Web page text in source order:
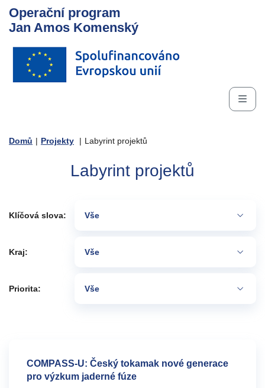
Operační program
Jan Amos Komenský
Domů | Projekty | Labyrint projektů
Labyrint projektů
Klíčová slova: Vše
Kraj: Vše
Priorita: Vše
COMPASS-U: Český tokamak nové generace
pro výzkum jaderné fúze